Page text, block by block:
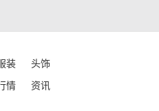
装
头饰
情 资讯